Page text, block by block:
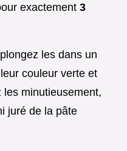
exactement 3
les dans un
couleur verte et
minutieusement,
juré de la pâte